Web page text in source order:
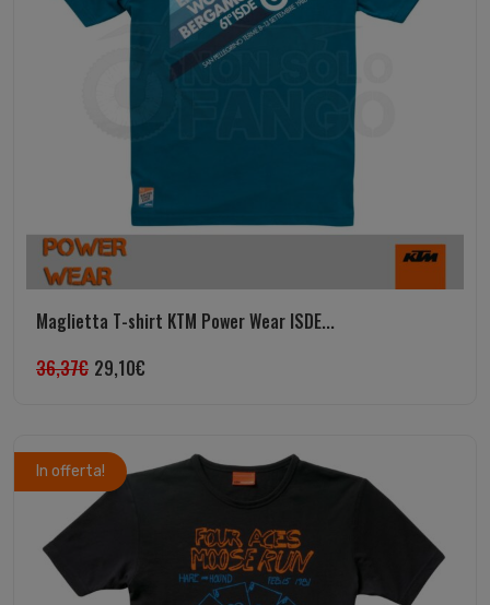
Maglietta T-shirt KTM Power Wear ISDE...
36,37€ 29,10€
In offerta!